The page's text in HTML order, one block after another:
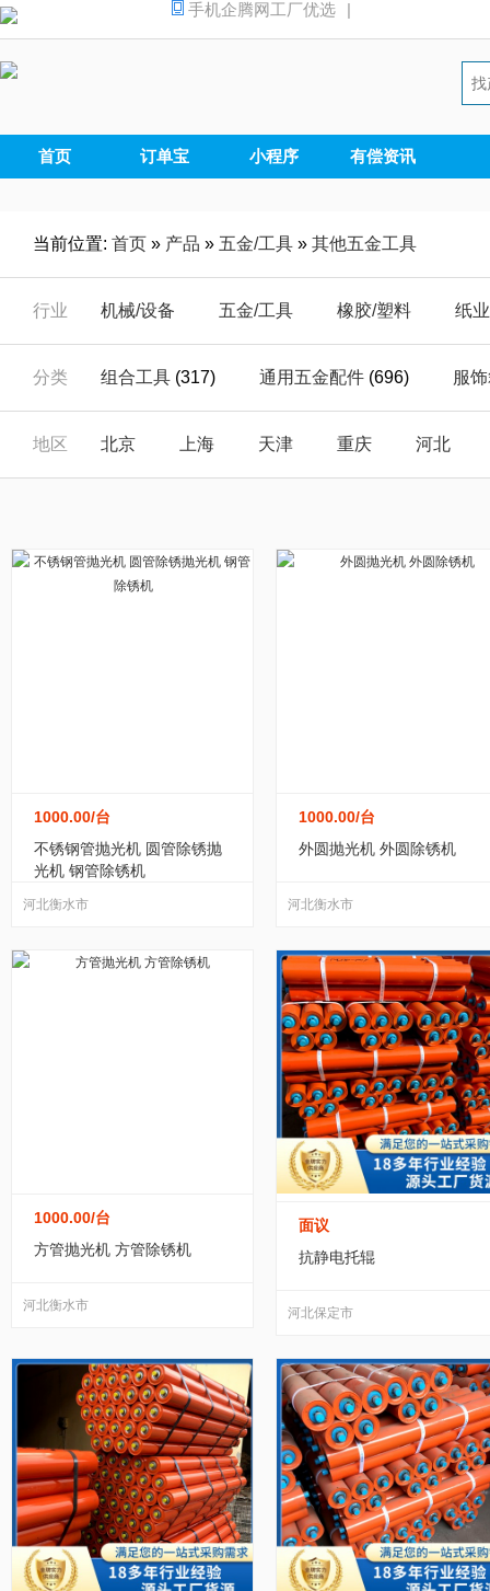
手机企腾网工厂优选 |
首页 订单宝 小程序 有偿资讯
当前位置: 首页 » 产品 » 五金/工具 » 其他五金工具
行业 机械/设备 五金/工具 橡胶/塑料 纸
汽摩/配件 家电/电器 安全/防护 能
仪器/仪表 电子/元器 电工/电气
运动/休闲 手机/通讯 玩具/魔术 环
分类 组合工具 (317) 通用五金配件 (696) 服
办公文教五金 (12) 门窗五金 (98) 船用五
锯 (0) 磨具 (27) 打气筒 (0) 匠作工
液压工具 (19) 手动黄油枪 (0) 凿 (0)
柜 (127)
机床附件 (5) (0) 回收废钛 (6)
地区 北京 上海 天津 重庆 河北
广东
1000.00/台
不锈钢管抛光机 圆管除锈抛
光机 钢管除锈机
河北衡水市
1000.00/台
外圆抛光机 外圆除锈机
河北衡水市
1000.00/台
方管抛光机 方管除锈机
河北衡水市
面议
抗静电托辊
河北保定市